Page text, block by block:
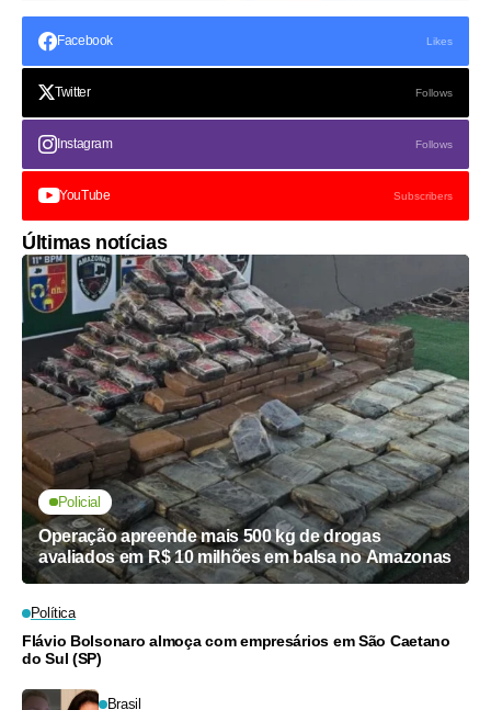
Facebook Likes
Twitter Follows
Instagram Follows
YouTube Subscribers
Últimas notícias
Policial
Operação apreende mais 500 kg de drogas
avaliados em R$ 10 milhões em balsa no Amazonas
Política
Flávio Bolsonaro almoça com empresários em São Caetano
do Sul (SP)
Brasil